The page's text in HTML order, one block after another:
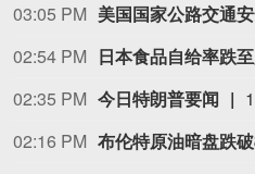
03:05 PM
02:54 PM 日本食品自给率跌
02:35 PM 今日特朗普要闻
02:16 PM 布伦特原油暗盘跌